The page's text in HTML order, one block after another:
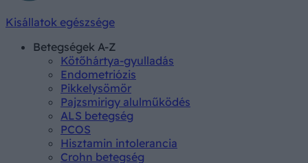
Kisállatok egészsége
Betegségek A-Z
Kötőhártya-gyulladás
Endometriózis
Pikkelysömör
Pajzsmirigy alulműködés
ALS betegség
PCOS
Hisztamin intolerancia
Crohn betegség